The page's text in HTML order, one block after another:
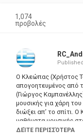
1,074
προβολές
Published
Ο Κλεώπας (Χρήστος
απογοητευμένος από
(Γιώργος
μουσικής για χάρη
διώξει απ’ το σπίτι.
μαθήματα μουσικής
των οποίων είναι και
ΔΕΊΤΕ ΠΕΡΙΣΣΌΤΕΡΑ